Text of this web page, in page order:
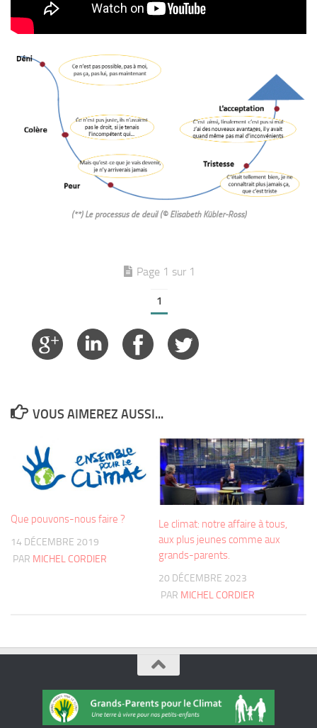
(**) Le processus de deuil (© Elisabeth Kübler-Ross)
Page 1 sur 1
1
VOUS AIMEREZ AUSSI...
Que pouvons-nous faire ?
14 DÉCEMBRE 2019
PAR MICHEL CORDIER
Le climat: notre affaire à tous,
aux plus jeunes comme aux
grands-parents.
20 DÉCEMBRE 2023
PAR MICHEL CORDIER